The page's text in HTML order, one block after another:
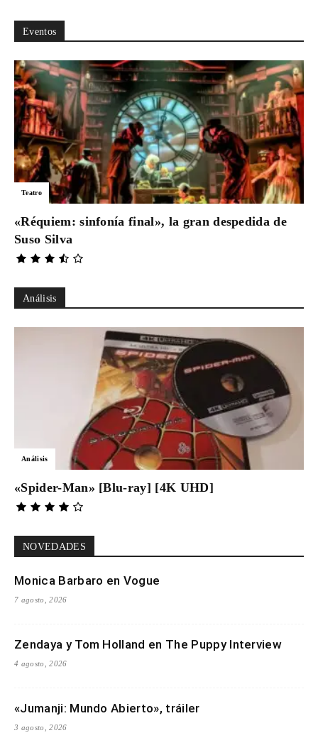
Eventos
Teatro
«Réquiem: sinfonía final», la gran despedida de
Suso Silva
Análisis
Análisis
«Spider-Man» [Blu-ray] [4K UHD]
NOVEDADES
Monica Barbaro en Vogue
7 agosto, 2026
Zendaya y Tom Holland en The Puppy Interview
4 agosto, 2026
«Jumanji: Mundo Abierto», tráiler
3 agosto, 2026